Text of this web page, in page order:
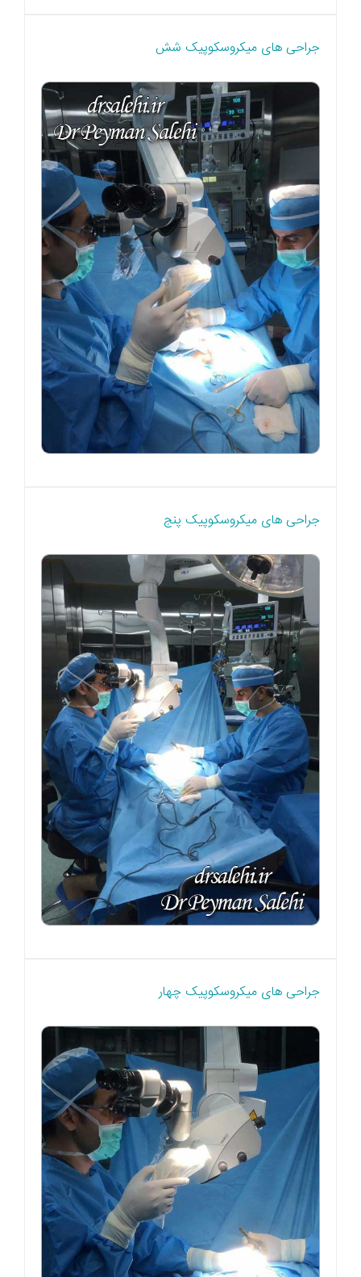
جراحی های میکروسکوپیک شش
جراحی های میکروسکوپیک پنج
جراحی های میکروسکوپیک چهار